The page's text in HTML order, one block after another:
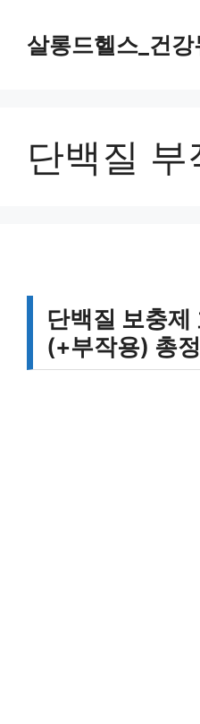
살롱드헬스_건강
단백질 부
단백질 보충제
(+부작용) 총